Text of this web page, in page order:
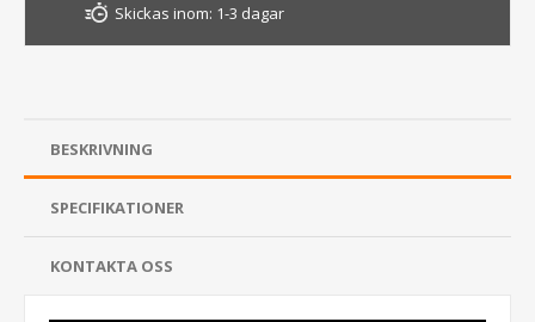
Skickas inom: 1-3 dagar
BESKRIVNING
SPECIFIKATIONER
KONTAKTA OSS